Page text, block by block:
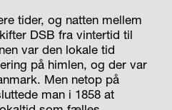
tider, og natten mellem
DSB fra vintertid til
var den lokale tid
på himlen, og der var
Men netop på
man i 1858 at